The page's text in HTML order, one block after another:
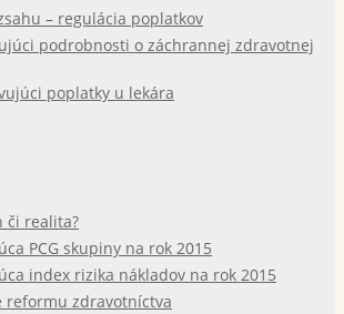
– regulácia poplatkov
podrobnosti o záchrannej zdravotnej
poplatky u lekára
či realita?
PCG skupiny na rok 2015
index rizika nákladov na rok 2015
reformu zdravotníctva